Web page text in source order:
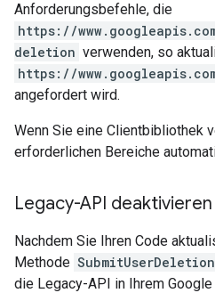
Anforderungsbefehle, die
https://
deletion verwenden, so
https://
angefordert wird.
Wenn Sie eine Clientbibliothek
erforderlichen Bereiche
Legacy-API deaktivieren
Nachdem Sie Ihren Code
Methode SubmitUserDeletion
die Legacy-API in Ihrem